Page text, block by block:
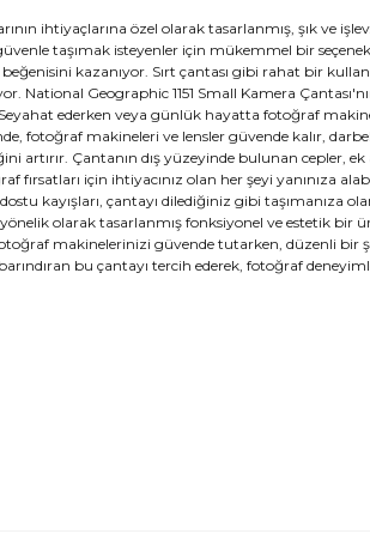
ihtiyaçlarına özel olarak tasarlanmış, şık ve
taşımak isteyenler için mükemmel bir
kazanıyor. Sırt çantası gibi rahat bir
National Geographic 1151 Small Kamera
ederken veya günlük hayatta fotoğraf
fotoğraf makineleri ve lensler güvende kalır,
artırır. Çantanın dış yüzeyinde bulunan cepler, ek
fırsatları için ihtiyacınız olan her şeyi yanınıza
kayışları, çantayı dilediğiniz gibi taşımanıza
yönelik olarak tasarlanmış fonksiyonel ve estetik
makinelerinizi güvende tutarken, düzenli bir
bu çantayı tercih ederek, fotoğraf